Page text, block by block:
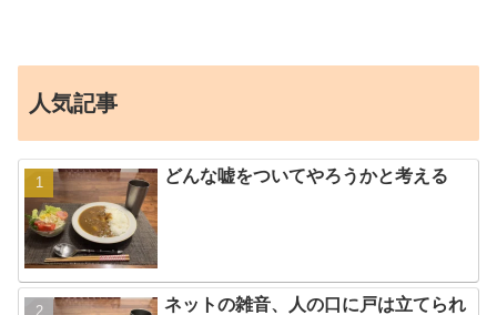
人気記事
どんな嘘をついてやろうかと考える
ネットの雑音、人の口に戸は立てられ